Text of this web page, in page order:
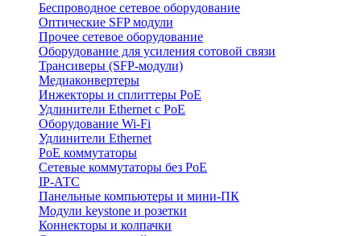
Беспроводное сетевое оборудование
Оптические SFP модули
Прочее сетевое оборудование
Оборудование для усиления сотовой связи
Трансиверы (SFP-модули)
Медиаконвертеры
Инжекторы и сплиттеры PoE
Удлинители Ethernet с PoE
Оборудование Wi-Fi
Удлинители Ethernet
PoE коммутаторы
Сетевые коммутаторы без PoE
IP-АТС
Панельные компьютеры и мини-ПК
Модули keystone и розетки
Коннекторы и колпачки